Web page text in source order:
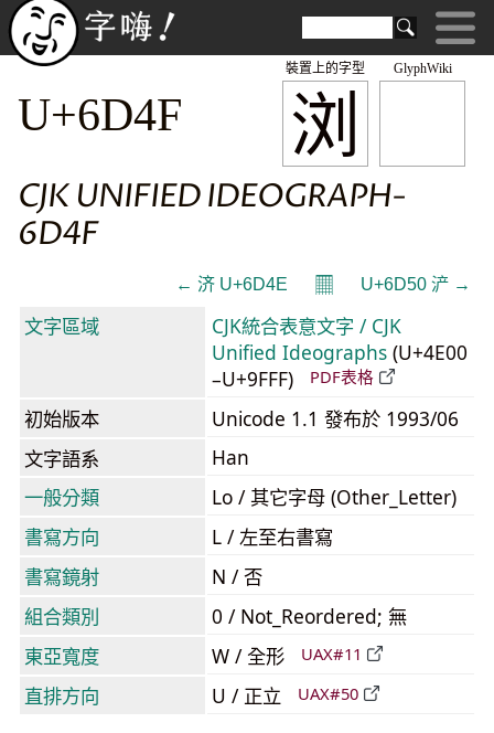
GlyphWiki
浏
裝置上的字型
U+6D4F
CJK UNIFIED IDEOGRAPH-
6D4F
← 济 U+6D4E 𝄜 U+6D50 浐 →
文字區域
CJK統合表意文字 / CJK
Unified Ideographs (U+4E00
–U+9FFF)
PDF表格
初始版本
Unicode 1.1 發布於 1993/06
文字語系
Han
一般分類
Lo / 其它字母 (Other_Letter)
書寫方向
L / 左至右書寫
書寫鏡射
N / 否
組合類別
0 / Not_Reordered; 無
東亞寬度
W / 全形 UAX#11
直排方向 U / 正立 UAX#50